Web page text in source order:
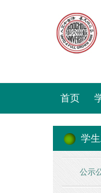
首页
学
公示